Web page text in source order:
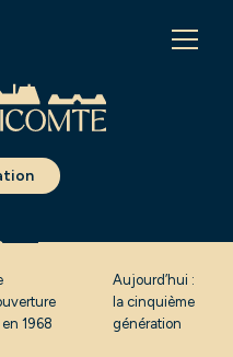
1968
Aujourd’hui :
la cinquième
génération